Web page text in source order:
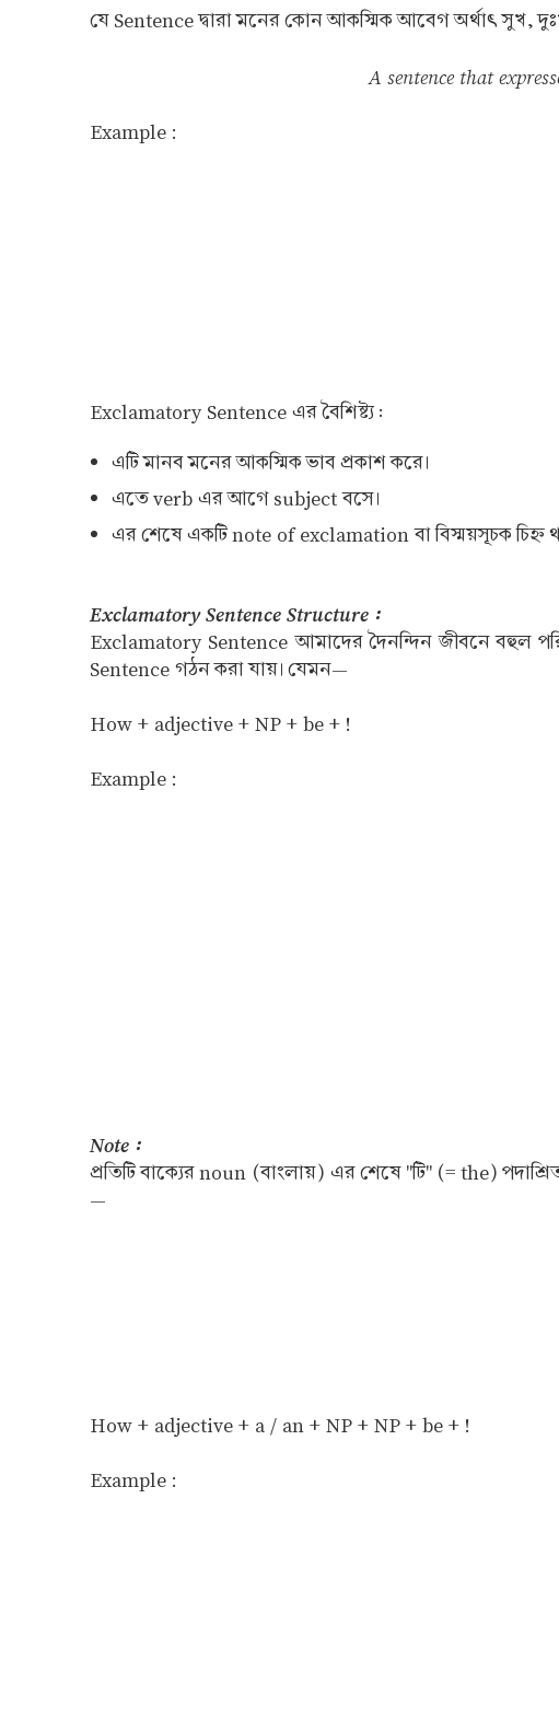
যে Sentence দ্বারা মনের কোন আকস্মিক আবেগ অর্থাৎ সুখ,
A sentence that
Example :
Exclamatory Sentence এর বৈশিষ্ট্য :
এটি মানব মনের আকস্মিক ভাব প্রকাশ করে।
এতে verb এর আগে subject বসে।
এর শেষে একটি note of exclamation বা বিস্ময়সূচক চিহ্ন
Exclamatory Sentence Structure :
Exclamatory Sentence আমাদের দৈনন্দিন জীবনে বহুল
Sentence গঠন করা যায়। যেমন—
How + adjective + NP + be + !
Example :
Note :
প্রতিটি বাক্যের noun (বাংলায়) এর শেষে "টি" (= the)
—
How + adjective + a / an + NP + NP + be + !
Example :